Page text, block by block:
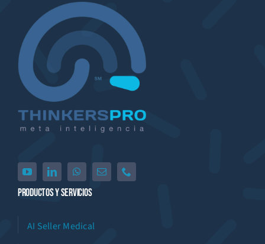
Productos Y Servicios
AI Seller Medical